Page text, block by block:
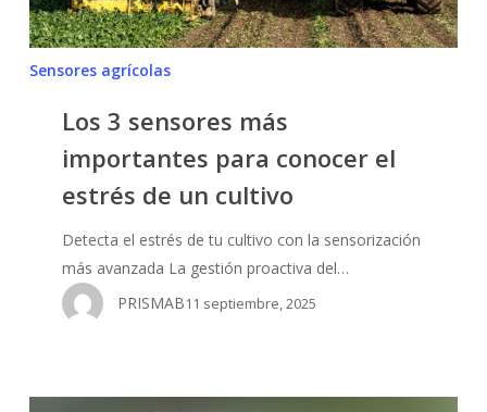
el
estrés
de
cultivo
Sensores agrícolas
Los 3 sensores más
importantes para conocer el
estrés de un cultivo
Detecta el estrés de tu cultivo con la sensorización
más avanzada La gestión proactiva del…
PRISMAB11 septiembre, 2025